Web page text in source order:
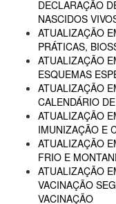
DECLARAÇÃO
NASCIDOS
ATUALIZAÇÃO
PRÁTICAS,
ATUALIZAÇÃO
ESQUEMAS
ATUALIZAÇÃO
CALENDÁRIO
ATUALIZAÇÃO
IMUNIZAÇÃO E
ATUALIZAÇÃO
FRIO E
ATUALIZAÇÃO
VACINAÇÃO
VACINAÇÃO